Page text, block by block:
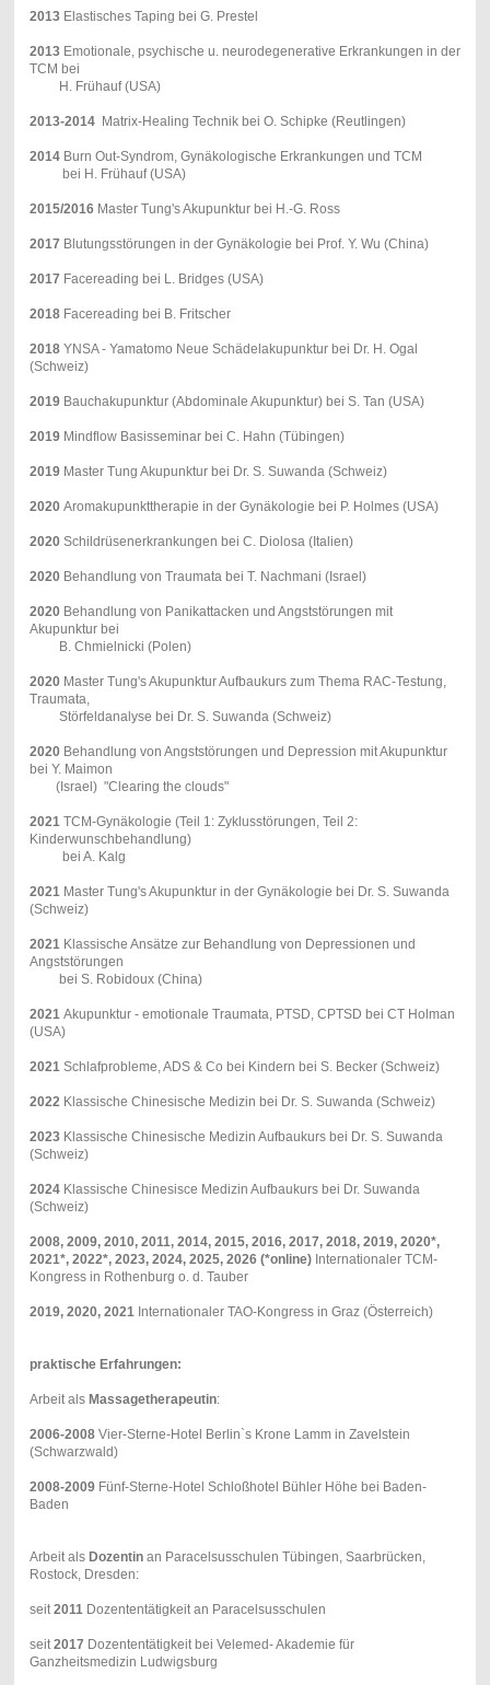
2013Elastisches Taping bei G. Prestel
2013Emotionale, psychische u. neurodegenerative Erkrankungen in der
TCM bei
H. Frühauf (USA)
2013-2014Matrix-Healing Technik bei O. Schipke (Reutlingen)
2014Burn Out-Syndrom, Gynäkologische Erkrankungen und TCM
bei H. Frühauf (USA)
2015/2016 Master Tung's Akupunktur bei H.-G. Ross
2017 Blutungsstörungen in der Gynäkologie bei Prof. Y. Wu (China)
2017 Facereading bei L. Bridges (USA)
2018Facereading bei B. Fritscher
2018YNSA - Yamatomo Neue Schädelakupunktur bei Dr. H. Ogal
(Schweiz)
2019Bauchakupunktur (Abdominale Akupunktur) bei S. Tan (USA)
2019Mindflow Basisseminar bei C. Hahn (Tübingen)
2019 Master Tung Akupunktur bei Dr. S. Suwanda (Schweiz)
2020Aromakupunkttherapie in der Gynäkologie bei P. Holmes (USA)
2020Schildrüsenerkrankungen bei C. Diolosa (Italien)
2020Behandlung von Traumata bei T. Nachmani (Israel)
2020Behandlung von Panikattacken und Angststörungen mit
Akupunktur bei
B. Chmielnicki (Polen)
2020 Master Tung's Akupunktur Aufbaukurs zum Thema RAC-Testung,
Traumata,
Störfeldanalyse bei Dr. S. Suwanda (Schweiz)
2020 Behandlung von Angststörungen und Depression mit Akupunktur
bei Y. Maimon
(Israel) "Clearing the clouds"
2021 TCM-Gynäkologie (Teil 1: Zyklusstörungen, Teil 2:
Kinderwunschbehandlung)
bei A. Kalg
2021Master Tung's Akupunktur in der Gynäkologie bei Dr. S. Suwanda
(Schweiz)
2021 Klassische Ansätze zur Behandlung von Depressionen und
Angststörungen
bei S. Robidoux (China)
2021 Akupunktur - emotionale Traumata, PTSD, CPTSD bei CT Holman
(USA)
2021 Schlafprobleme, ADS & Co bei Kindern bei S. Becker (Schweiz)
2022Klassische Chinesische Medizin bei Dr. S. Suwanda (Schweiz)
2023Klassische Chinesische Medizin Aufbaukurs bei Dr. S. Suwanda
(Schweiz)
2024Klassische Chinesisce Medizin Aufbaukurs bei Dr. Suwanda
(Schweiz)
2008, 2009, 2010, 2011, 2014, 2015, 2016, 2017, 2018, 2019, 2020*,
2021*, 2022*, 2023, 2024, 2025, 2026 (*online)Internationaler TCM-
Kongress in Rothenburg o. d. Tauber
2019, 2020, 2021Internationaler TAO-Kongress in Graz (Österreich)
praktische Erfahrungen:
Arbeit als Massagetherapeutin:
2006-2008Vier-Sterne-Hotel Berlin`s Krone Lamm in Zavelstein
(Schwarzwald)
2008-2009Fünf-Sterne-Hotel Schloßhotel Bühler Höhe bei Baden-
Baden
Arbeit als Dozentin an Paracelsusschulen Tübingen, Saarbrücken,
Rostock, Dresden:
seit2011 Dozententätigkeit an Paracelsusschulen
seit2017 Dozententätigkeit bei Velemed- Akademie für
Ganzheitsmedizin Ludwigsburg